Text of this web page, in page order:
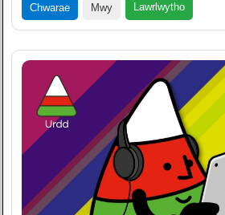
Chwarae Mwy Lawrlwytho